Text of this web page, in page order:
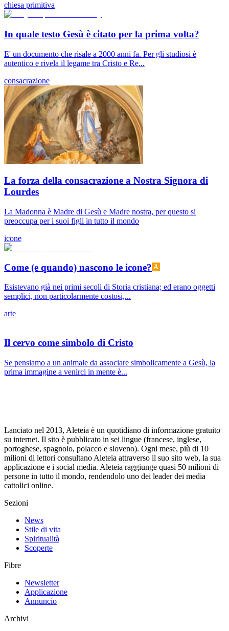
chiesa primitiva
In quale testo Gesù è citato per la prima volta?
E' un documento che risale a 2000 anni fa. Per gli studiosi è
autentico e rivela il legame tra Cristo e Re...
consacrazione
La forza della consacrazione a Nostra Signora di
Lourdes
La Madonna è Madre di Gesù e Madre nostra, per questo si
preoccupa per i suoi figli in tutto il mondo
icone
Come (e quando) nascono le icone?
Esistevano già nei primi secoli di Storia cristiana; ed erano oggetti
semplici, non particolarmente costosi,...
arte
Il cervo come simbolo di Cristo
Se pensiamo a un animale da associare simbolicamente a Gesù, la
prima immagine a venirci in mente è...
Lanciato nel 2013, Aleteia è un quotidiano di informazione gratuito
su internet. Il sito è pubblicato in sei lingue (francese, inglese,
portoghese, spagnolo, polacco e sloveno). Ogni mese, più di 10
milioni di lettori consultano Aleteia attraverso il suo sito web, la sua
applicazione e i social media. Aleteia raggiunge quasi 50 milioni di
persone in tutto il mondo, rendendolo uno dei leader dei media
cattolici online.
Sezioni
News
Stile di vita
Spiritualità
Scoperte
Fibre
Newsletter
Applicazione
Annuncio
Archivi